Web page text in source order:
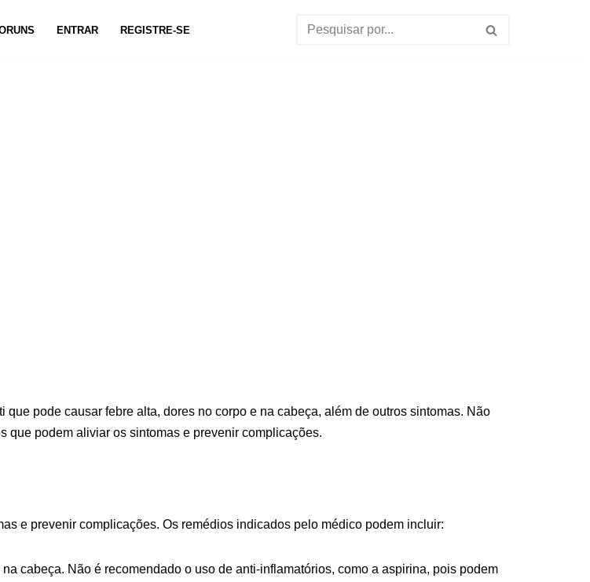
ENTRAR REGISTRE-SE
pode causar febre alta, dores no corpo e na cabeça, além de outros sintomas. Não
que podem aliviar os sintomas e prevenir complicações.
e prevenir complicações. Os remédios indicados pelo médico podem incluir:
cabeça. Não é recomendado o uso de anti-inflamatórios, como a aspirina, pois podem